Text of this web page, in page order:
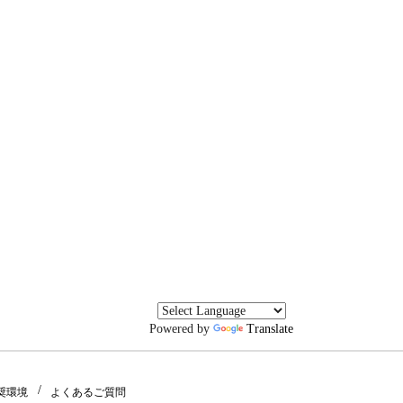
Powered by Translate
環境 よくあるご質問